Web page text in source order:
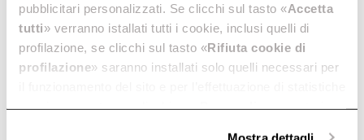
pubblicitari personalizzati. Se clicchi sul tasto «Accetta
tutti» verranno istallati tutti i cookie, inclusi quelli di
profilazione, se clicchi sul tasto «Rifiuta cookie di
profilazione» saranno installati solo quelli necessari per
anonime, mentre se clicchi su «Personalizza», potrai
Primis 804 Plus